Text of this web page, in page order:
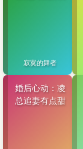
寂寞的舞者
婚后心动：凌
总追妻有点甜